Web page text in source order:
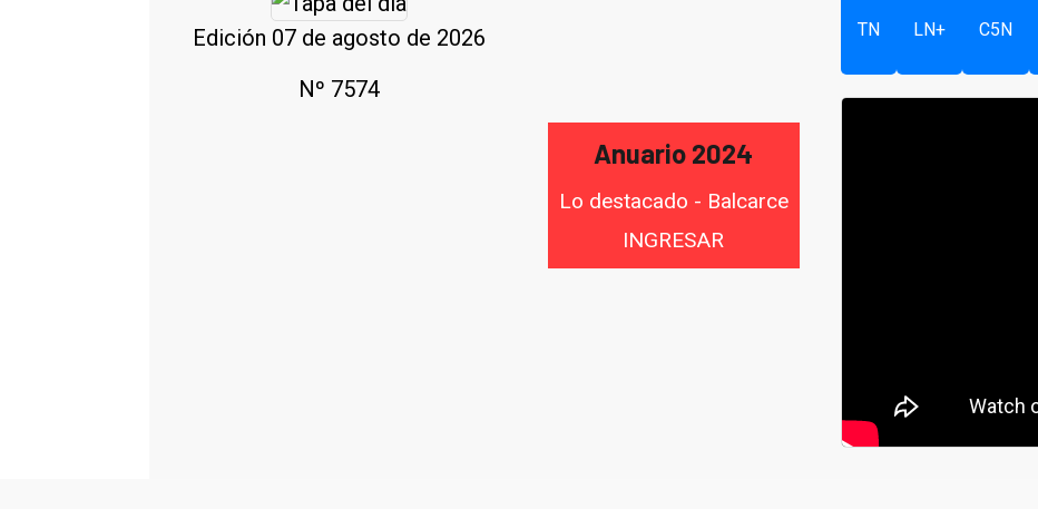
Edición 07 de agosto de 2026
Nº 7574
Anuario 2024
Lo destacado - Balcarce
INGRESAR
TN LN+ C5N